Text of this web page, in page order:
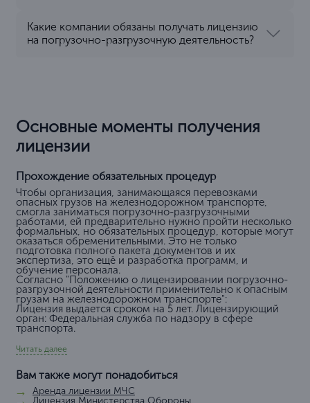
Какие компании обязаны получать лицензию
на погрузочно-разгрузочную деятельность?
Основные моменты получения
лицензии
Прохождение обязательных процедур
Чтобы организация, занимающаяся перевозками
опасных грузов на железнодорожном транспорте,
смогла заниматься погрузочно-разгрузочными
работами, ей предварительно нужно пройти несколько
формальных, но обязательных процедур, которые могут
оказаться обременительными. Это не только
подготовка полного пакета документов и их
экспертиза, это ещё и разработка программ, и
обучение персонала.
Согласно "Положению о лицензировании погрузочно-
разгрузочной деятельности применительно к опасным
грузам на железнодорожном транспорте":
Лицензия выдается сроком на 5 лет. Лицензирующий
орган: Федеральная служба по надзору в сфере
транспорта.
Читать далее
Вам также могут понадобиться
Аренда лицензии МЧС